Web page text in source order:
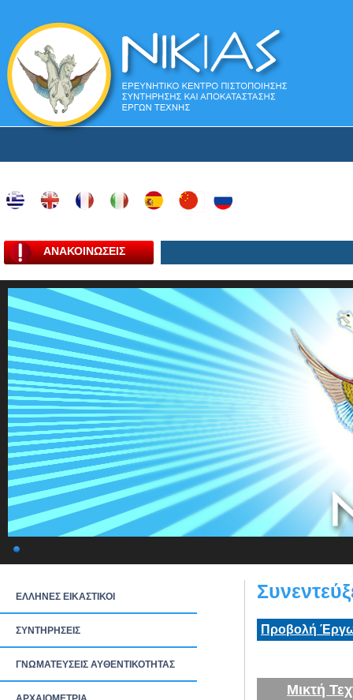
ΑΝΑΚΟΙΝΩΣΕΙΣ
ΕΛΛΗΝΕΣ ΕΙΚΑΣΤΙΚΟΙ
ΣΥΝΤΗΡΗΣΕΙΣ
ΓΝΩΜΑΤΕΥΣΕΙΣ ΑΥΘΕΝΤΙΚΟΤΗΤΑΣ
Προβολή
Μικτή